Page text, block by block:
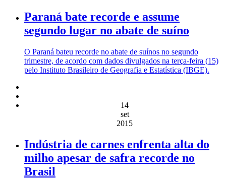
Paraná bate recorde e assume
segundo lugar no abate de suíno
O Paraná bateu recorde no abate de suínos no segundo
trimestre, de acordo com dados divulgados na terça-feira (15)
pelo Instituto Brasileiro de Geografia e Estatística (IBGE).
14
set
2015
Indústria de carnes enfrenta alta do
milho apesar de safra recorde no
Brasil